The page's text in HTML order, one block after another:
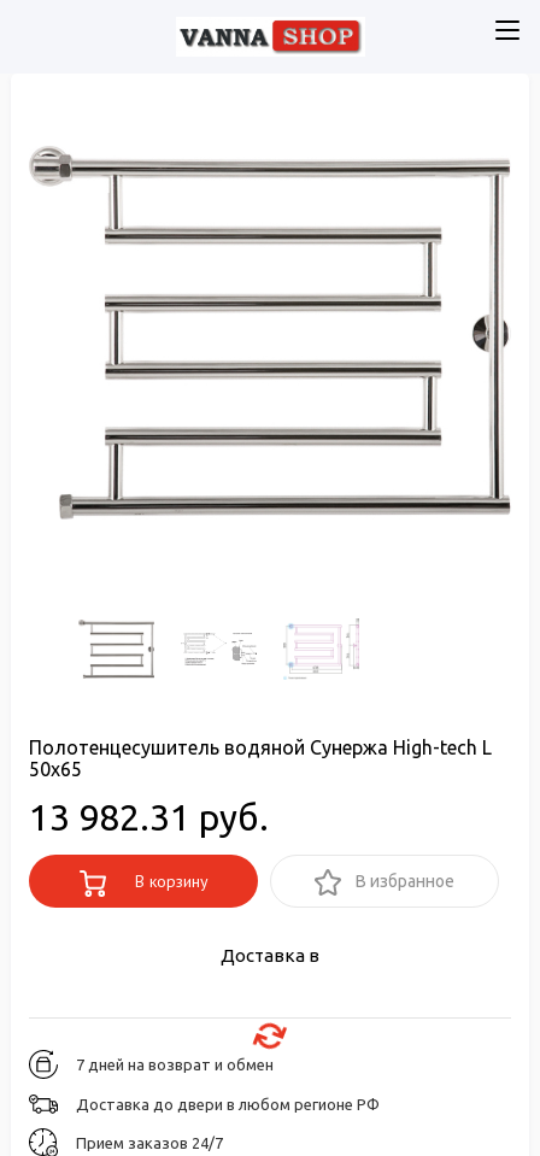
Полотенцесушитель водяной Сунержа High-tech L
50x65
13 982.31 руб.
В корзину В избранное
Доставка в
7 дней на возврат и обмен
Доставка до двери в любом регионе РФ
Прием заказов 24/7